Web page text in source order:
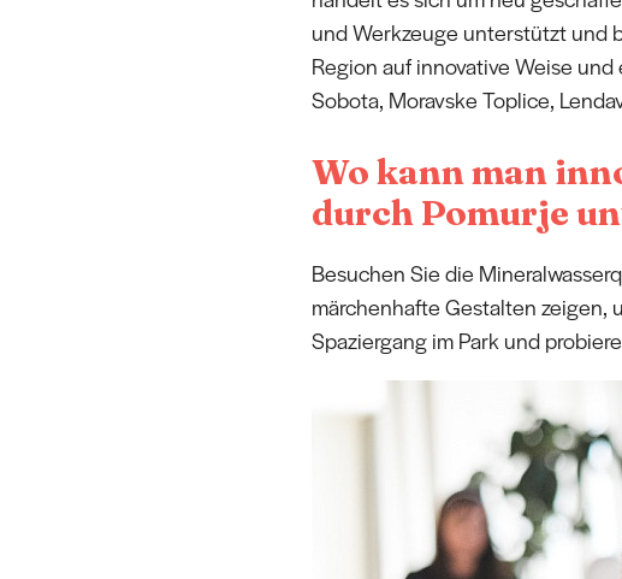
und Werkzeuge unterstützt und
Region auf innovative Weise
Sobota, Moravske Toplice,
Wo kann man
durch Pomurje
Besuchen Sie die
märchenhafte Gestalten zeigen,
Spaziergang im Park und